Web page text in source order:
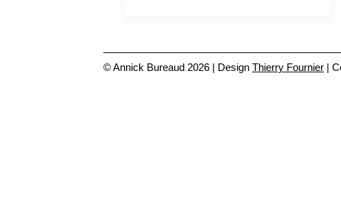
© Annick Bureaud 2026 | Design Thierry Fournier |